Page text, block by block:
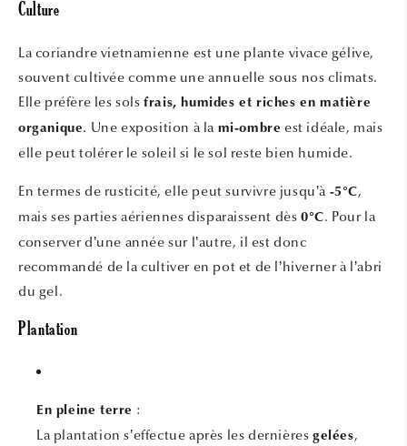
Culture
La coriandre vietnamienne est une plante vivace gélive,
souvent cultivée comme une annuelle sous nos climats.
Elle préfère les solsfrais, humides et riches en matière
organique. Une exposition à la mi-ombre est idéale, mais
elle peut tolérer le soleil si le sol reste bien humide.
En termes de rusticité, elle peut survivre jusqu’à -5°C,
mais ses parties aériennes disparaissent dès0°C. Pour la
conserver d’une année sur l’autre, il est donc
recommandé de la cultiver en pot et de l’hiverner à l’abri
du gel.
Plantation
En pleine terre :
La plantation s’effectue après les dernières gelées,